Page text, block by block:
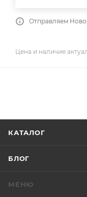
Отправляем
Цена и наличие
КАТАЛОГ
БЛОГ
МЕНЮ